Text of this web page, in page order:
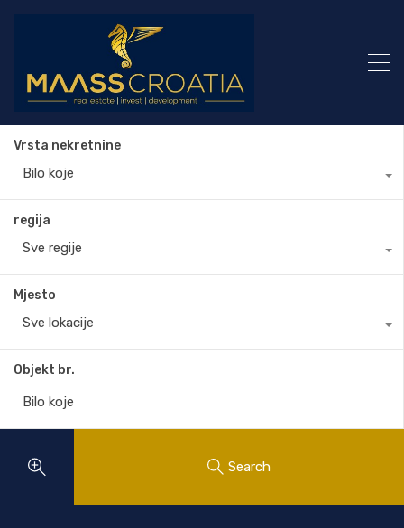
Vrsta nekretnine
Bilo koje
regija
Sve regije
Mjesto
Sve lokacije
Objekt br.
Search